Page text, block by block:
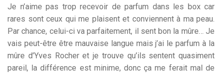
Je n’aime pas trop recevoir de parfum dans les box car
rares sont ceux qui me plaisent et conviennent à ma peau.
Par chance, celui-ci va parfaitement, il sent bon la mûre… Je
vais peut-être être mauvaise langue mais j’ai le parfum à la
mûre d’Yves Rocher et je trouve qu’ils sentent quasiment
pareil, la différence est minime, donc ça me ferait mal de